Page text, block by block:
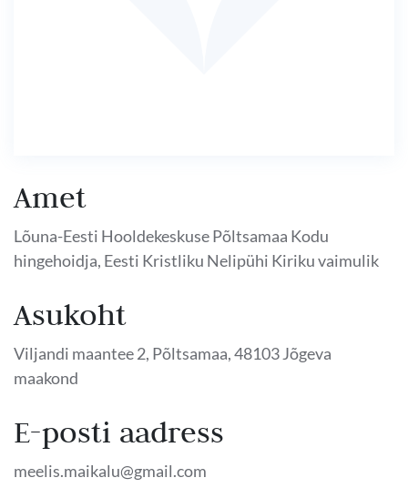
Amet
Lõuna-Eesti Hooldekeskuse Põltsamaa Kodu
hingehoidja, Eesti Kristliku Nelipühi Kiriku vaimulik
Asukoht
Viljandi maantee 2, Põltsamaa, 48103 Jõgeva
maakond
E-posti aadress
meelis.maikalu@gmail.com